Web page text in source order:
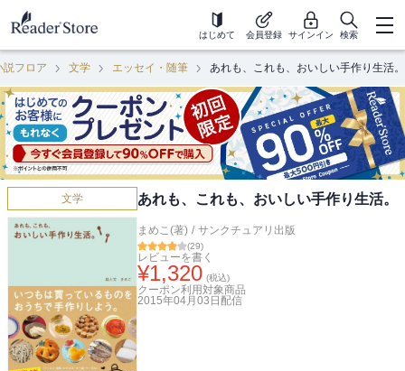
はじめて 会員登録 サインイン 検索
説フロア 文学 エッセイ・随筆 あれも、これも、おいしい手作り生活。
文学 あれも、これも、おいしい手作り生活。
まめこ(著) / サンクチュアリ出版
(29)
レビューを書く
¥1,320 (税込)
クーポン利用対象商品
2015年04月03日 配信